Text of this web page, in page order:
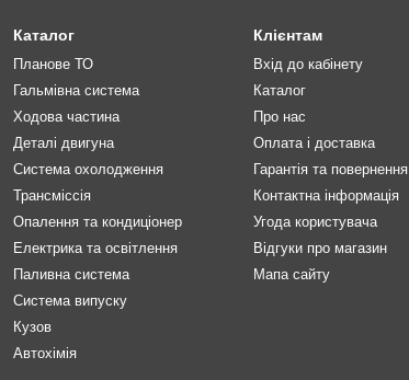
Каталог
Планове ТО
Гальмівна система
Ходова частина
Деталі двигуна
Система охолодження
Трансміссія
Опалення та кондиціонер
Електрика та освітлення
Паливна система
Система випуску
Кузов
Автохімія
Клієнтам
Вхід до кабінету
Каталог
Про нас
Оплата і доставка
Гарантія та повернення
Контактна інформація
Угода користувача
Відгуки про магазин
Мапа сайту